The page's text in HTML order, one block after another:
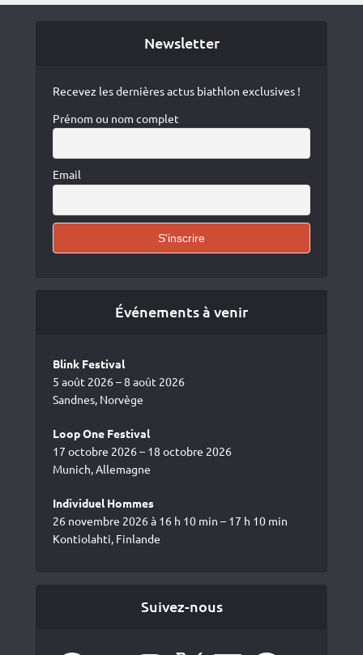
Newsletter
Recevez les dernières actus biathlon exclusives !
Prénom ou nom complet
Email
Événements à venir
Blink Festival
5 août 2026 – 8 août 2026
Sandnes, Norvège
Loop One Festival
17 octobre 2026 – 18 octobre 2026
Munich, Allemagne
Individuel Hommes
26 novembre 2026 à 16 h 10 min – 17 h 10 min
Kontiolahti, Finlande
Suivez-nous